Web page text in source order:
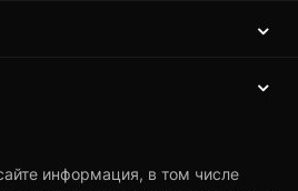
информация, в том числе